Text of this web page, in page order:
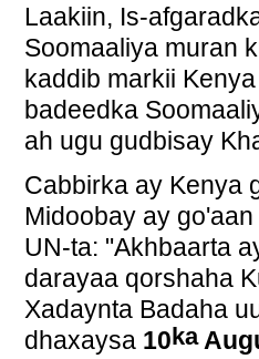
Laakiin, Is-
Soomaaliya muran
kaddib markii
badeedka
ah ugu gudbisay
Cabbirka ay Kenya
Midoobay ay
UN-ta: "Akhbaarta
darayaa qorshaha
Xadaynta Badaha
dhaxaysa 10ka